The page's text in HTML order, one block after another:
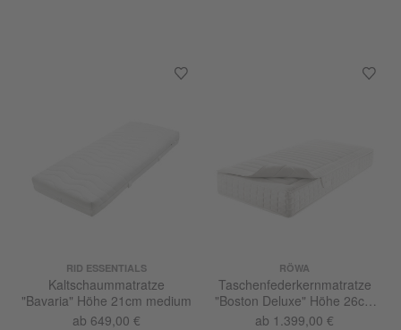
RID ESSENTIALS
Kaltschaummatratze
"Bavaria" Höhe 21cm medium
ab 649,00 €
RÖWA
Taschenfederkernmatratze
"Boston Deluxe" Höhe 26cm
fest
ab 1.399,00 €